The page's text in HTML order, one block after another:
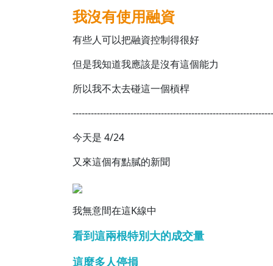
我沒有使用融資
有些人可以把融資控制得很好
但是我知道我應該是沒有這個能力
所以我不太去碰這一個槓桿
今天是 4/24
又來這個有點膩的新聞
我無意間在這K線中
看到這兩根特別大的成交量
這麼多人停損